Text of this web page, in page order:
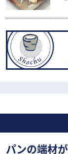
パンの端材